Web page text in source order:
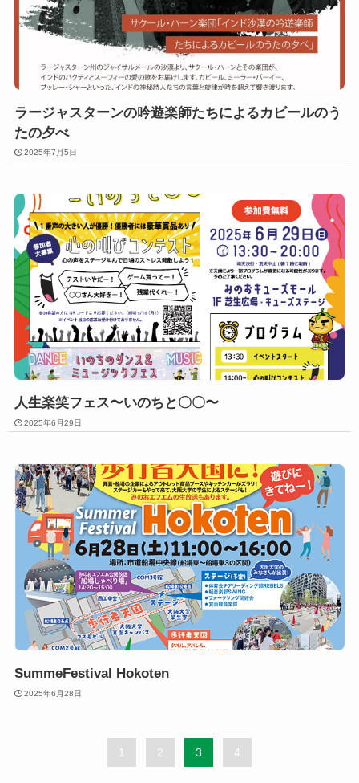
ラージャスターンの吟遊楽師たちによるカビールのう
たの夕べ
2025年7月5日
⼈⽣楽笑フェス〜いのちと〇〇〜
2025年6月29日
SummeFestival Hokoten
2025年6月28日
1 2 3 4